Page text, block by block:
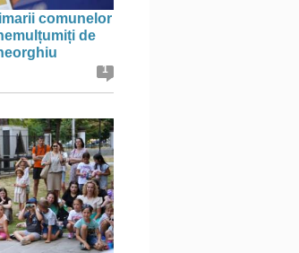
comunelor
de
1